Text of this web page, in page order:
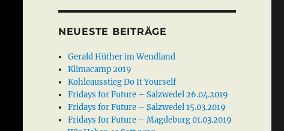
NEUESTE BEITRÄGE
Gerald Hüther im Wendland
Klimacamp 2019
Kohleausstieg Do It Yourself
Fridays for Future – Salzwedel 26.04.2019
Fridays for Future – Salzwedel 15.03.2019
Fridays for Future – Magdeburg 01.03.2019